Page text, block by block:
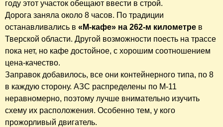
году этот участок обещают ввести в строй.
Дорога заняла около 8 часов. По традиции
останавливались в «М-кафе» на 262-м километре в
Тверской области. Другой возможности поесть на трассе
пока нет, но кафе достойное, с хорошим соотношением
цена-качество.
Заправок добавилось, все они контейнерного типа, по 8
в каждую сторону. АЗС распределены по М-11
неравномерно, поэтому лучше внимательно изучить
схему их расположения. Особенно тем, у кого
прожорливый двигатель.